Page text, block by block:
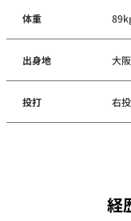
体重
出身地 大
投打 右
経